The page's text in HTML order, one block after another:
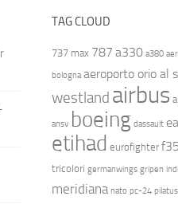
TAG CLOUD
737 max 787 a330 a380
bologna aeroporto orio al
westland airbus
ansv boeing dassault
etihad eurofighter f35
tricolori germanwings gripen
meridiana nato pc-24 pilatus